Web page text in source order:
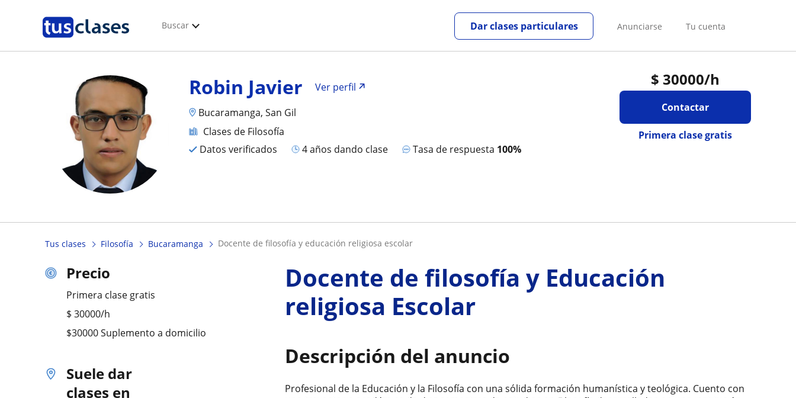
Buscar Anunciarse Tu cuenta
Dar clases particulares
$ 30000/h
Contactar
Primera clase gratis
Robin Javier
Ver perfil
Bucaramanga, San Gil
Clases de Filosofía
Datos verificados
4 años dando clase Tasa de respuesta 100%
Tus clases Filosofía Bucaramanga docente de filosofía y educación religiosa escolar
Precio
Primera clase gratis
$ 30000/h
$30000 Suplemento a domicilio
Suele dar
clases en
Docente de filosofía y Educación
religiosa Escolar
Descripción del anuncio
Profesional de la Educación y la Filosofía con una sólida formación humanística y teológica. Cuento con